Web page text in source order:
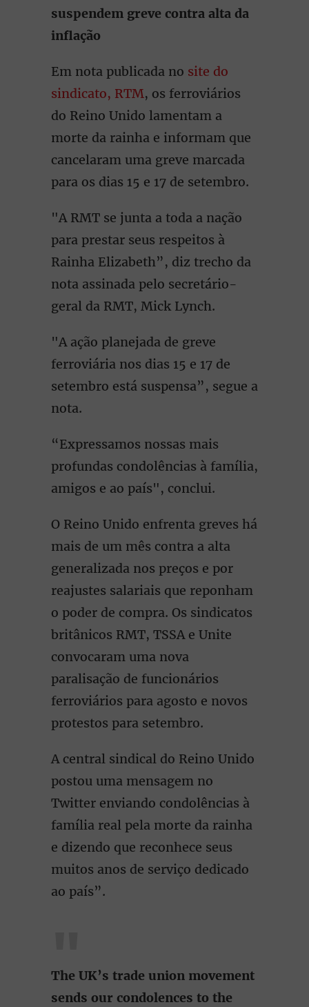
suspendem greve contra alta da
inflação
Em nota publicada no site do
sindicato, RTM, os ferroviários
do Reino Unido lamentam a
morte da rainha e informam que
cancelaram uma greve marcada
para os dias 15 e 17 de setembro.
"A RMT se junta a toda a nação
para prestar seus respeitos à
Rainha Elizabeth”, diz trecho da
nota assinada pelo secretário-
geral da RMT, Mick Lynch.
"A ação planejada de greve
ferroviária nos dias 15 e 17 de
setembro está suspensa”, segue a
nota.
“Expressamos nossas mais
profundas condolências à família,
amigos e ao país", conclui.
O Reino Unido enfrenta greves há
mais de um mês contra a alta
generalizada nos preços e por
reajustes salariais que reponham
o poder de compra. Os sindicatos
britânicos RMT, TSSA e Unite
convocaram uma nova
paralisação de funcionários
ferroviários para agosto e novos
protestos para setembro.
A central sindical do Reino Unido
postou uma mensagem no
Twitter enviando condolências à
família real pela morte da rainha
e dizendo que reconhece seus
muitos anos de serviço dedicado
ao país”.
The UK’s trade union movement
sends our condolences to the